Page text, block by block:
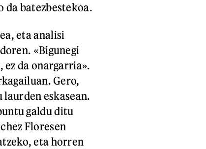
da batezbestekoa.
eta analisi
«Bigunegi
ez da onargarria».
Gero,
eskasean.
galdu ditu
Floresen
eta horren